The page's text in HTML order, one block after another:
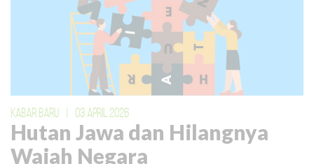
KABAR BARU 03 APRIL 2026
Hutan Jawa dan Hilangnya
Wajah Negara